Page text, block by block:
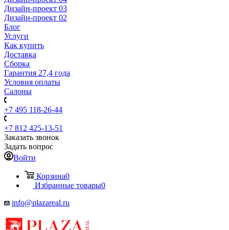
Дизайн-проект 03
Дизайн-проект 02
Блог
Услуги
Как купить
Доставка
Сборка
Гарантия 27,4 года
Условия оплаты
Салоны
+7 495 118-26-44
+7 812 425-13-51
Заказать звонок
Задать вопрос
Войти
Корзина0
Избранные товары0
info@plazareal.ru